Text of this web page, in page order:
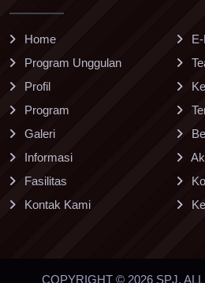
Home
Program Unggulan
Profil
Program
Galeri
Informasi
Fasilitas
Kontak Kami
COPYRIGHT © 2026 SPJ.